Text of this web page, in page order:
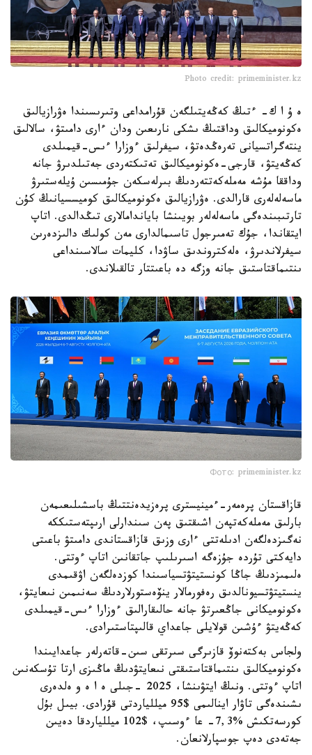
Photo credit: primeminister.kz
ە ۇ ا ك- ءتىڭ كەڭەيتىلگەن قۇرامداعى وتىرىسىندا ەۋرازيالىق
ەكونوميكالىق وداقتىڭ ىشكى نارىعىن ودان ءارى دامىتۋ، سالالىق
ينتەگراتسيانى تەرەڭدەتۋ، سيفرلىق ءوزارا ءىس-قيمىلدى
كەڭەيتۋ، قارجى-ەكونوميكالىق تەتىكتەردى جەتىلدىرۋ جانە
وداققا مۇشە مەملەكەتتەردىڭ بىرلەسكەن جۇمىسىن ۇيلەستىرۋ
ماسەلەلەرى قارالدى. ەۋرازيالىق ەكونوميكالىق كوميسسيانىڭ كۇن
تارتىبىندەگى ماسەلەلەر بويىنشا باياندامالارى تىڭدالدى. اتاپ
ايتقاندا، جۇك تەمىرجول تاسىمالدارى مەن كولىك دالىزدەرىن
سيفرلاندىرۋ، ەلەكتروندىق ساۋدا، كليمات سالاسىنداعى
ىنتىماقتاستىق جانە وزگە دە باعىتتار تالقىلاندى.
Фото: primeminister.kz
قازاقستان پرەمەر-ءمينيسترى پرەزيدەنتتىڭ باسشىلىعىمەن
بارلىق مەملەكەتپەن اشىقتىق پەن سىندارلى ارىپتەستىككە
نەگىزدەلگەن ادىلەتتى ءارى وزىق قازاقستاندى دامىتۋ باعىتى
دايەكتى تۇردە جۇزەگە اسىرىلىپ جاتقانىن اتاپ ءوتتى.
ەلىمىزدىڭ جاڭا كونستيتۋتسياسىندا كوزدەلگەن اۋقىمدى
ينستيتۋتسيونالدىق رەفورمالار ينۆەستورلاردىڭ سەنىمىن نىعايتۋ،
ەكونوميكانى جاڭعىرتۋ جانە حالىقارالىق ءوزارا ءىس-قيمىلدى
كەڭەيتۋ ءۇشىن قولايلى جاعداي قالىپتاستىرادى.
ولجاس بەكتەنوۆ قازىرگى سىرتقى سىن-قاتەرلەر جاعدايىندا
ەكونوميكالىق ىنتىماقتاستىقتى نىعايتۋدىڭ ماڭىزى ارتا تۇسكەنىن
اتاپ ءوتتى. ونىڭ ايتۋىنشا، 2025 -جىلى ە ا ە و ەلدەرى
ىشىندەگى تاۋار اينالىمى $95 ميللياردتى قۇرادى. بيىل بۇل
كورسەتكىش %7,3- عا ءوسىپ، $102 ميللياردقا دەيىن
جەتەدى دەپ جوسپارلانعان.